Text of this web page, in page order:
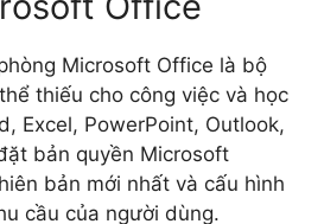
Microsoft Office là bộ
thiếu cho công việc và học
Excel, PowerPoint, Outlook,
bản quyền Microsoft
bản mới nhất và cấu hình
cầu của người dùng.